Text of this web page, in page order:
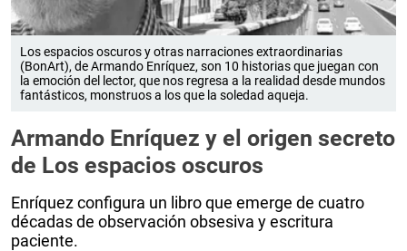
Los espacios oscuros y otras narraciones extraordinarias
(BonArt), de Armando Enríquez, son 10 historias que juegan con
la emoción del lector, que nos regresa a la realidad desde mundos
fantásticos, monstruos a los que la soledad aqueja.
Armando Enríquez y el origen secreto
de Los espacios oscuros
Enríquez configura un libro que emerge de cuatro
décadas de observación obsesiva y escritura
paciente.